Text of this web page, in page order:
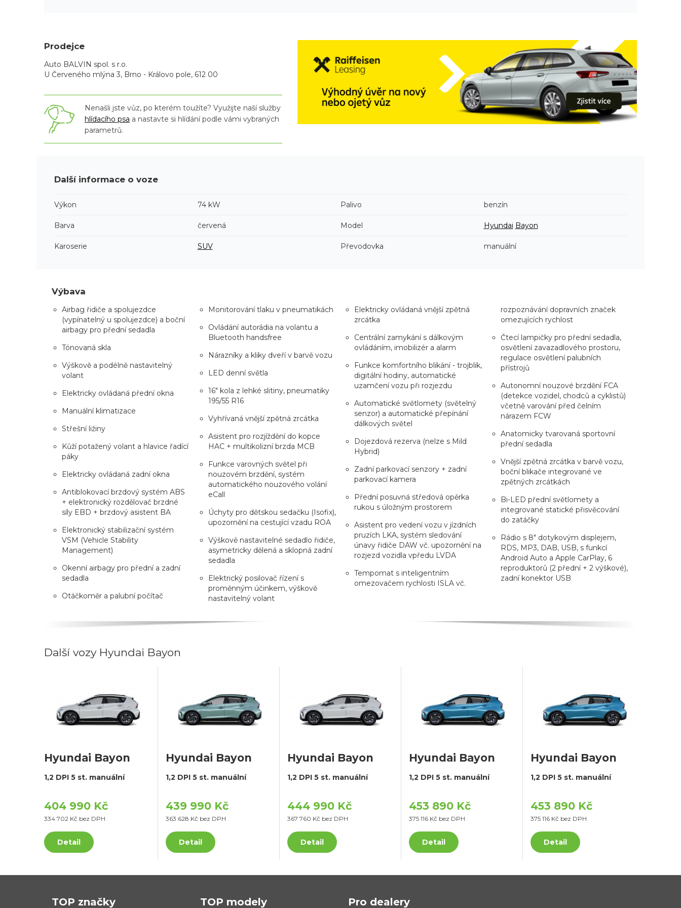
Prodejce
Auto BALVIN spol. s r.o.
U Červeného mlýna 3, Brno - Královo pole, 612 00
Nenašli jste vůz, po kterém toužíte? Využijte naší služby
hlídacího psa a nastavte si hlídání podle vámi vybraných
parametrů.
Další informace o voze
Výkon 74 kW Palivo benzín
Barva červená Model Hyundai Bayon
Karoserie SUV Převodovka manuální
Výbava
Airbag řidiče a spolujezdce
(vypínatelný u spolujezdce) a boční
airbagy pro přední sedadla
Tónovaná skla
Výškově a podélně nastavitelný
volant
Elektricky ovládaná přední okna
Manuální klimatizace
Střešní ližiny
Kůží potažený volant a hlavice řadící
páky
Elektricky ovládaná zadní okna
Antiblokovací brzdový systém ABS
+ elektronický rozdělovač brzdné
síly EBD + brzdový asistent BA
Elektronický stabilizační systém
VSM (Vehicle Stability
Management)
Okenní airbagy pro přední a zadní
sedadla
Otáčkoměr a palubní počítač
Monitorování tlaku v pneumatikách
Ovládání autorádia na volantu a
Bluetooth handsfree
Nárazníky a kliky dveří v barvě vozu
LED denní světla
16" kola z lehké slitiny, pneumatiky
195/55 R16
Vyhřívaná vnější zpětná zrcátka
Asistent pro rozjíždění do kopce
HAC + multikolizní brzda MCB
Funkce varovných světel při
nouzovém brzdění, systém
automatického nouzového volání
eCall
Úchyty pro dětskou sedačku (Isofix),
upozornění na cestující vzadu ROA
Výškově nastavitelné sedadlo řidiče,
asymetricky dělená a sklopná zadní
sedadla
Elektrický posilovač řízení s
proměnným účinkem, výškově
nastavitelný volant
Elektricky ovládaná vnější zpětná
zrcátka
Centrální zamykání s dálkovým
ovládáním, imobilizér a alarm
Funkce komfortního blikání - trojblik,
digitální hodiny, automatické
uzamčení vozu při rozjezdu
Automatické světlomety (světelný
senzor) a automatické přepínání
dálkových světel
Dojezdová rezerva (nelze s Mild
Hybrid)
Zadní parkovací senzory + zadní
parkovací kamera
Přední posuvná středová opěrka
rukou s úložným prostorem
Asistent pro vedení vozu v jízdních
pruzích LKA, systém sledování
únavy řidiče DAW vč. upozornění na
rozjezd vozidla vpředu LVDA
Tempomat s inteligentním
omezovačem rychlosti ISLA vč.
rozpoznávání dopravních značek
omezujících rychlost
Čtecí lampičky pro přední sedadla,
osvětlení zavazadlového prostoru,
regulace osvětlení palubních
přístrojů
Autonomní nouzové brzdění FCA
(detekce vozidel, chodců a cyklistů)
včetně varování před čelním
nárazem FCW
Anatomicky tvarovaná sportovní
přední sedadla
Vnější zpětná zrcátka v barvě vozu,
boční blikače integrované ve
zpětných zrcátkách
Bi-LED přední světlomety a
integrované statické přisvěcování
do zatáčky
Rádio s 8" dotykovým displejem,
RDS, MP3, DAB, USB, s funkcí
Android Auto a Apple CarPlay, 6
reproduktorů (2 přední + 2 výškové),
zadní konektor USB
Další vozy Hyundai Bayon
Hyundai Bayon
1,2 DPI 5 st. manuální
404 990 Kč
334 702 Kč bez DPH
Detail
Hyundai Bayon
1,2 DPI 5 st. manuální
439 990 Kč
363 628 Kč bez DPH
Detail
Hyundai Bayon
1,2 DPI 5 st. manuální
444 990 Kč
367 760 Kč bez DPH
Detail
Hyundai Bayon
1,2 DPI 5 st. manuální
453 890 Kč
375 116 Kč bez DPH
Detail
Hyundai Bayon
1,2 DPI 5 st. manuální
453 890 Kč
375 116 Kč bez DPH
Detail
TOP značky TOP modely Pro dealery